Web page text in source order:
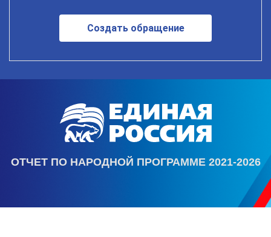
Создать обращение
ОТЧЕТ ПО НАРОДНОЙ ПРОГРАММЕ 2021-2026